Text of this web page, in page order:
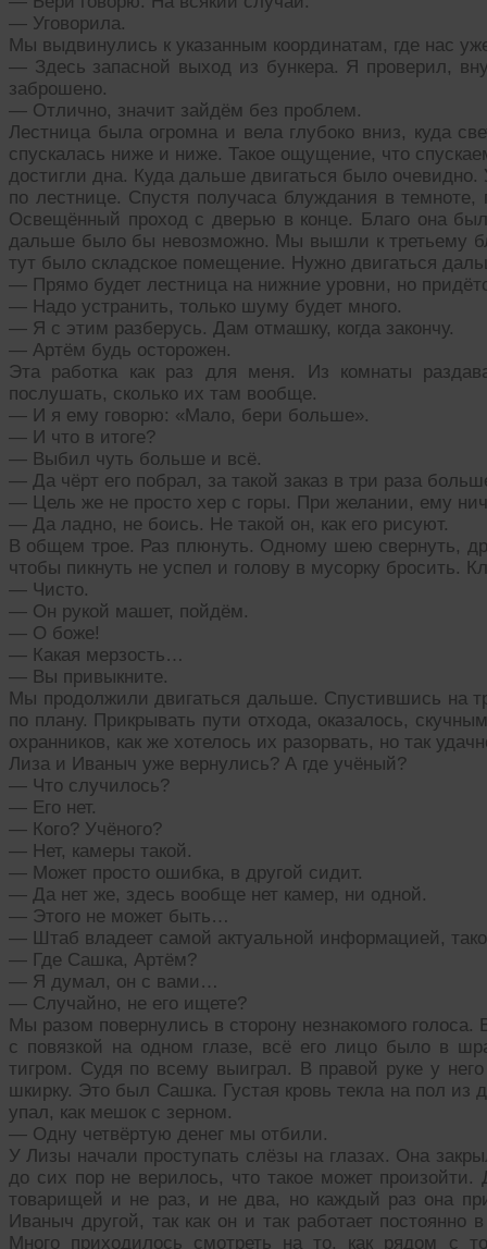
— Уговорила.
Мы выдвинулись к указанным координатам, где нас
— Здесь запасной выход из бункера. Я проверил,
заброшено.
— Отлично, значит зайдём без проблем.
Лестница была огромна и вела глубоко вниз, куда
спускалась ниже и ниже. Такое ощущение, что
достигли дна. Куда дальше двигаться было
по лестнице. Спустя получаса блуждания в
Освещённый проход с дверью в конце. Благо она
дальше было бы невозможно. Мы вышли к третьему
тут было складское помещение. Нужно двигаться
— Прямо будет лестница на нижние уровни, но
— Надо устранить, только шуму будет много.
— Я с этим разберусь. Дам отмашку, когда закончу.
— Артём будь осторожен.
Эта работка как раз для меня. Из комнаты
послушать, сколько их там вообще.
— И я ему говорю: «Мало, бери больше».
— И что в итоге?
— Выбил чуть больше и всё.
— Да чёрт его побрал, за такой заказ в три раза
— Цель же не просто хер с горы. При желании, ему
— Да ладно, не боись. Не такой он, как его рисуют.
В общем трое. Раз плюнуть. Одному шею свернуть,
чтобы пикнуть не успел и голову в мусорку бросить.
— Чисто.
— Он рукой машет, пойдём.
— О боже!
— Какая мерзость…
— Вы привыкните.
Мы продолжили двигаться дальше. Спустившись на
по плану. Прикрывать пути отхода, оказалось,
охранников, как же хотелось их разорвать, но так
Лиза и Иваныч уже вернулись? А где учёный?
— Что случилось?
— Его нет.
— Кого? Учёного?
— Нет, камеры такой.
— Может просто ошибка, в другой сидит.
— Да нет же, здесь вообще нет камер, ни одной.
— Этого не может быть…
— Штаб владеет самой актуальной информацией,
— Где Сашка, Артём?
— Я думал, он с вами…
— Случайно, не его ищете?
Мы разом повернулись в сторону незнакомого
с повязкой на одном глазе, всё его лицо было в
тигром. Судя по всему выиграл. В правой руке у
шкирку. Это был Сашка. Густая кровь текла на пол из
упал, как мешок с зерном.
— Одну четвёртую денег мы отбили.
У Лизы начали проступать слёзы на глазах. Она
до сих пор не верилось, что такое может
товарищей и не раз, и не два, но каждый раз она
Иваныч другой, так как он и так работает постоянно
Много приходилось смотреть на то, как рядом с